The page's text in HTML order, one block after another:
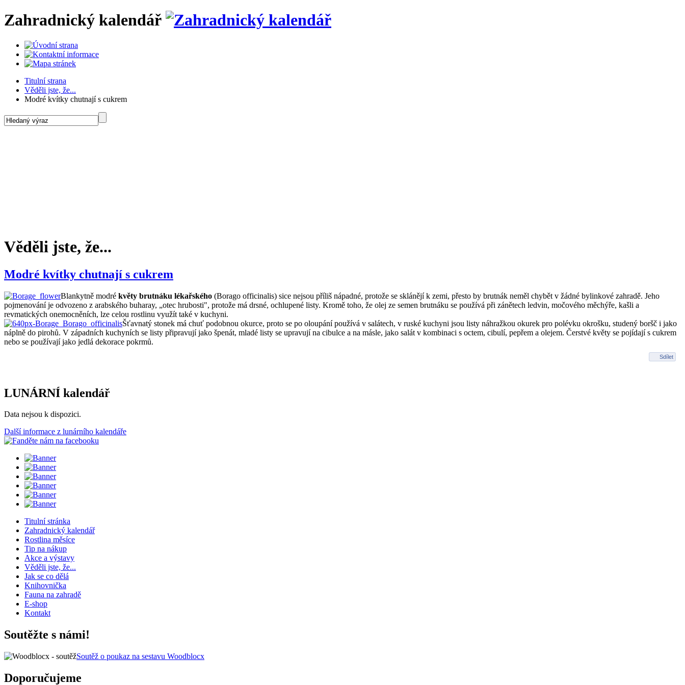
Zahradnický kalendář
Titulní strana
Věděli jste, že...
Modré kvítky chutnají s cukrem
Věděli jste, že...
Modré kvítky chutnají s cukrem
Blankytně modré květy brutnáku lékařského (Borago officinalis) sice nejsou příliš nápadné, protože se sklánějí k zemi, přesto by brutnák neměl chybět v žádné bylinkové zahradě. Jeho
pojmenování je odvozeno z arabského buharay, „otec hrubosti", protože má drsné, ochlupené listy. Kromě toho, že olej ze semen brutnáku se používá při zánětech ledvin, močového měchýře, kašli a
revmatických onemocněních, lze celou rostlinu využít také v kuchyni.
Šťavnatý stonek má chuť podobnou okurce, proto se po oloupání používá v salátech, v ruské kuchyni jsou listy náhražkou okurek pro polévku okrošku, studený boršč i jako
náplně do pirohů. V západních kuchyních se listy připravují jako špenát, mladé listy se upravují na cibulce a na másle, jako salát v kombinaci s octem, cibulí, pepřem a olejem. Čerstvé květy se pojídají s cukrem
nebo se používají jako jedlá dekorace pokrmů.
Sdílet
LUNÁRNÍ kalendář
Data nejsou k dispozici.
Další informace z lunárního kalendáře
Titulní stránka
Zahradnický kalendář
Rostlina měsíce
Tip na nákup
Akce a výstavy
Věděli jste, že...
Jak se co dělá
Knihovnička
Fauna na zahradě
E-shop
Kontakt
Soutěžte s námi!
Soutěž o poukaz na sestavu Woodblocx
Doporučujeme